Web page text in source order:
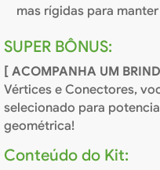
mas rígidas para
SUPER BÔNUS:
[ ACOMPANHA UM
Vértices e Conectores,
selecionado para
geométrica!
Conteúdo do Kit: